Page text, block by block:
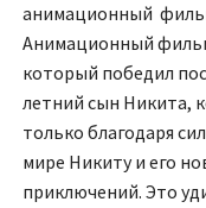
анимационный
Анимационный
который победил
летний сын Никита,
только благодаря
мире Никиту и его
приключений. Это